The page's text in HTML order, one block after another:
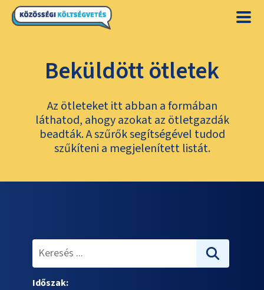
Beküldött ötletek
Az ötleteket itt abban a formában
láthatod, ahogy azokat az ötletgazdák
beadták. A szűrők segítségével tudod
szűkíteni a megjelenített listát.
Időszak: